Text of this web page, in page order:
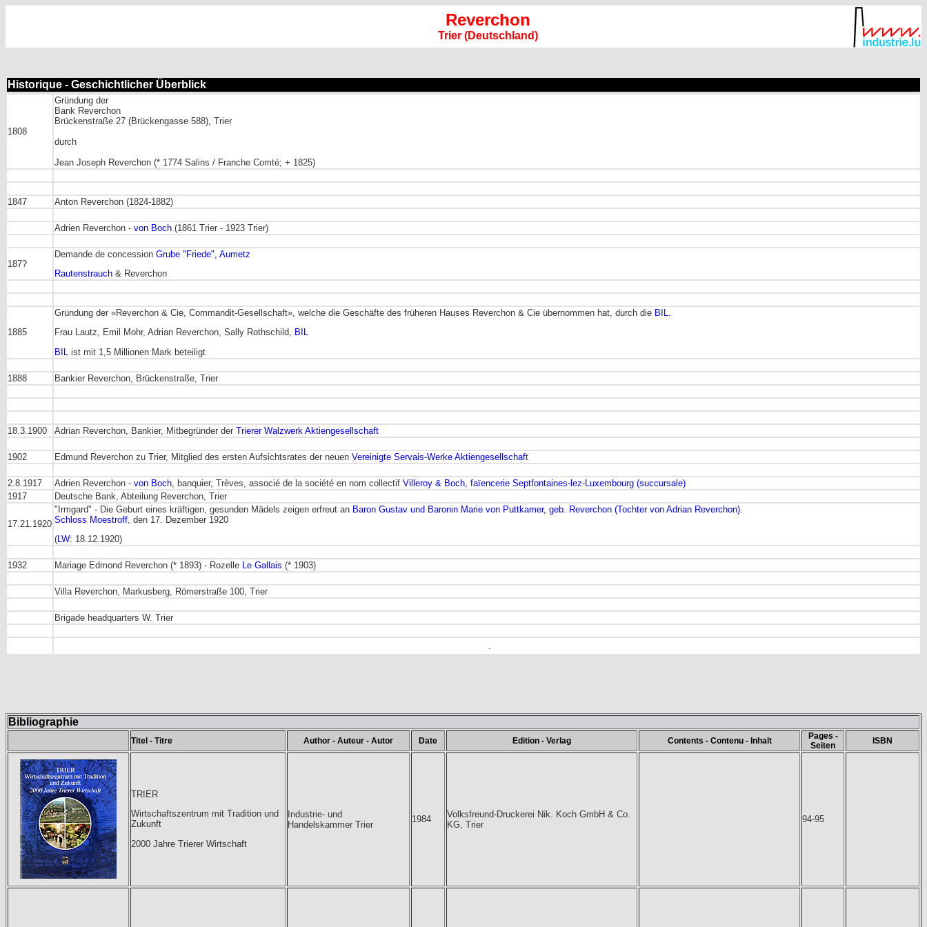
Reverchon
Trier (Deutschland)
Historique - Geschichtlicher Überblick
1808
Gründung der
Bank Reverchon
Brückenstraße 27 (Brückengasse 588), Trier
durch
Jean Joseph Reverchon (* 1774 Salins / Franche Comté; + 1825)
1847 Anton Reverchon (1824-1882)
Adrien Reverchon - von Boch (1861 Trier - 1923 Trier)
187?
Demande de concession Grube "Friede", Aumetz
Rautenstrauch & Reverchon
1885
Gründung der «Reverchon & Cie, Commandit-Gesellschaft», welche die Geschäfte des früheren Hauses Reverchon & Cie übernommen hat, durch die BIL.
Frau Lautz, Emil Mohr, Adrian Reverchon, Sally Rothschild, BIL
BIL ist mit 1,5 Millionen Mark beteiligt
1888 Bankier Reverchon, Brückenstraße, Trier
18.3.1900 Adrian Reverchon, Bankier, Mitbegründer der Trierer Walzwerk Aktiengesellschaft
1902 Edmund Reverchon zu Trier, Mitglied des ersten Aufsichtsrates der neuen Vereinigte Servais-Werke Aktiengesellschaft
2.8.1917 Adrien Reverchon - von Boch, banquier, Trèves, associé de la société en nom collectif Villeroy & Boch, faïencerie Septfontaines-lez-Luxembourg (succursale)
1917
Deutsche Bank, Abteilung Reverchon, Trier
17.21.1920
"Irmgard" - Die Geburt eines kräftigen, gesunden Mädels zeigen erfreut an Baron Gustav und Baronin Marie von Puttkamer, geb. Reverchon (Tochter von Adrian Reverchon).
Schloss Moestroff, den 17. Dezember 1920
(LW: 18.12.1920)
1932 Mariage Edmond Reverchon (* 1893) - Rozelle Le Gallais (* 1903)
Villa Reverchon, Markusberg, Römerstraße 100, Trier
Brigade headquarters W. Trier
.
Bibliographie
Titel - Titre Author - Auteur - Autor Date Edition - Verlag Contents - Contenu - Inhalt
Pages -
Seiten
ISBN
TRIER
Wirtschaftszentrum mit Tradition und
Zukunft
2000 Jahre Trierer Wirtschaft
Industrie- und
Handelskammer Trier
1984
Volksfreund-Druckerei Nik. Koch GmbH & Co.
KG, Trier
94-95